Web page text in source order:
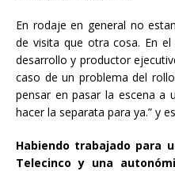
En rodaje en general no
de visita que otra cosa. En
desarrollo y productor
caso de un problema del
pensar en pasar la escena a
hacer la separata para ya.” y
Habiendo trabajado para
Telecinco y una